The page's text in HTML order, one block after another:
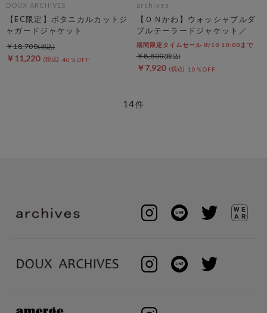
DOUX ARCHIVES
【EC限定】ボタニカルカットジ
ャガードジャケット
￥11,220 40％OFF
￥18,700
archives
【ＯＮかわ】ウォッシャブルダ
ブルテーラードジャケット／
期間限定タイムセール 8/10 10:00まで
￥7,920 10％OFF
￥8,800
14件